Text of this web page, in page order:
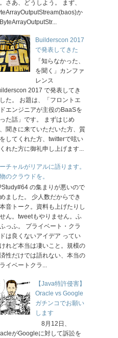
さあ、どうしよう。 まず、
か
Builderscon 2017
で発表してきた
「知らなかった、
を聞く」カンファ
レンス
2017 で発表してき
た。 お題は、「フロントエ
エンジニアが主役のBaaSを
た話」です。 まずはじめ
聞きに来ていただいた方、質
してくれた方、twitterで呟い
れた方に御礼申し上げます...
チャルがリアルに語ります。
のクラウドを。
の集まりが悪いので
ました。 少人数だからでき
音トーク。資料も上げたりし
ん。tweetもやりません。ふ
っふ。 プライベート・クラ
は良くないアイデア ってい
れど本当は凄いこと。規模の
性だけでは語れない、本当の
イベートクラ...
【Java特許侵害】
Oracle vs Google
ガチンコでお願い
します
8月12日、
がGoogleに対して訴訟を